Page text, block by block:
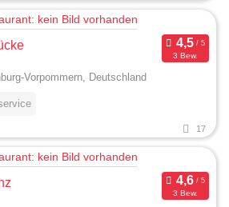
3 Bew.
Vorpommern, Deutschland
17
3 Bew.